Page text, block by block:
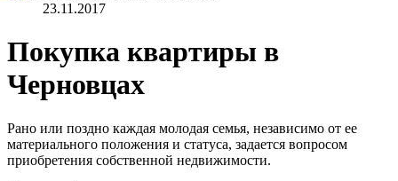
23.11.2017
Покупка квартиры в
Черновцах
Рано или поздно каждая молодая семья, независимо от ее
материального положения и статуса, задается вопросом
приобретения собственной недвижимости.